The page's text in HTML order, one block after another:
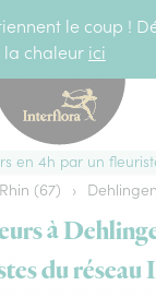
le coup !
la chaleur ici
en 4h par un
(67) › Dehlingen
à
du